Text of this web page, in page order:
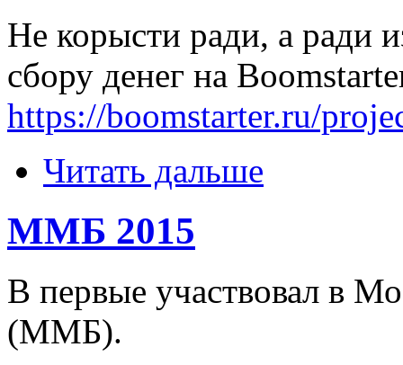
Не корысти ради, а ради
сбору денег на
https://boomstarter.ru/
Читать дальше
ММБ 2015
В первые участвовал в
(ММБ).